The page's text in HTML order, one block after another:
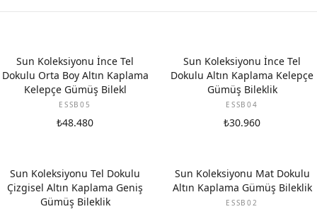
Sun Koleksiyonu İnce Tel
Dokulu Orta Boy Altın Kaplama
Kelepçe Gümüş Bilekl
ESSB05
₺48.480
Sun Koleksiyonu İnce Tel
Dokulu Altın Kaplama Kelepçe
Gümüş Bileklik
ESSB04
₺30.960
Sun Koleksiyonu Tel Dokulu
Çizgisel Altın Kaplama Geniş
Gümüş Bileklik
Sun Koleksiyonu Mat Dokulu
Altın Kaplama Gümüş Bileklik
ESSB02